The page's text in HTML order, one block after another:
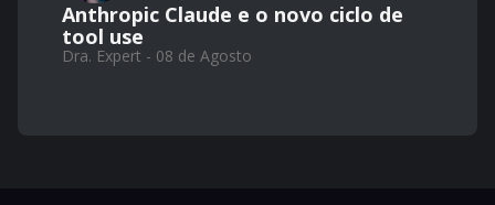
Anthropic Claude e o novo ciclo de
tool use
Dra. Expert - 08 de Agosto